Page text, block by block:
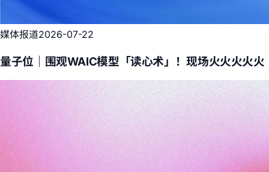
媒体报道2026-07-22
量子位｜围观WAIC模型「读心术」！现场火火火火火